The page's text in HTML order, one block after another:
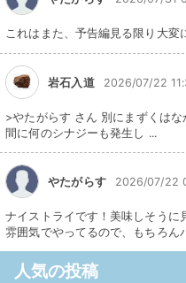
これはまた、予告編見る限り大変
岩石入道 2026/07/22
>やたがらす さん 別にまずくは
間に何のシナジーも発生し ...
やたがらす 2026/07/22
ナイストライです！美味しそうに
雰囲気でやってるので、もちろん
人気の投稿